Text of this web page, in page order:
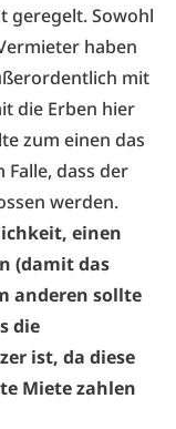
geregelt. Sowohl
haben
mit
die Erben hier
zum einen das
dass der
werden.
einen
(damit das
anderen sollte
die
ist, da diese
Miete zahlen